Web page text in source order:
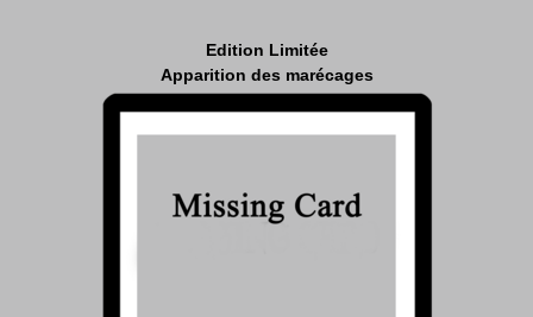
Edition Limitée
Apparition des marécages